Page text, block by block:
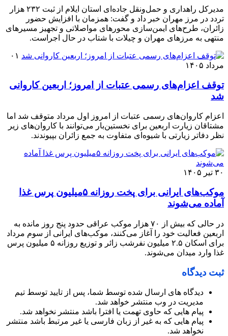
مدیرکل راهداری و حمل‌ونقل جاده‌ای استان ایلام از ثبت ۲۳۲ هزار
تردد در مرز مهران خبر داد و گفت: همزمان با افزایش حضور
زائران، طرح‌های ایمن‌سازی محورهای مواصلاتی و تجهیز مسیرهای
منتهی به مرزهای مهران و چیلات با شتاب در حال اجراست.
۰۱
مرداد ۱۴۰۵
توقف اعزام‌‌های رسمی عتبات از امروز؛ اربعین کاروانی
شد
اعزام کاروان‌های رسمی عتبات از امروز اول مرداد متوقف شد اما
مشتاقان زیارت اربعین برای نخستین‌بار می‌توانند با کاروان‌های زیر
نظر دفاتر زیارتی با شیوه‌ای متفاوت به جمع زائران بپیوندند.
۳۰ تیر ۱۴۰۵
موکب‌های ایرانی برای پخت روزانه ۵میلیون پرس غذا
آماده می‌شوند
در حالی که بیش از ۷۰ هزار موکب عراقی حدود پنج روز مانده به
اربعین فعالیت خود را آغاز می‌کنند، موکب‌های ایرانی از سوم مرداد
برای اسکان ۲.۵ میلیون نفرشب زائر و توزیع روزانه ۵ میلیون پرس
غذا وارد میدان می‌شوند.
ثبت دیدگاه
دیدگاه های ارسال شده توسط شما، پس از تایید توسط تیم
مدیریت در وب منتشر خواهد شد.
پیام هایی که حاوی تهمت یا افترا باشد منتشر نخواهد شد.
پیام هایی که به غیر از زبان فارسی یا غیر مرتبط باشد منتشر
نخواهد شد.